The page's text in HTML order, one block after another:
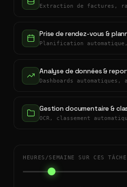
Extraction de factures,
Prise de rendez-vous &
Planification
Analyse de données &
Dashboards
Gestion documentaire &
OCR, classement
HEURES/SEMAINE SUR CES